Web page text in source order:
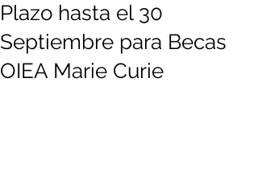
Plazo hasta el 30
Septiembre para Becas
OIEA Marie Curie